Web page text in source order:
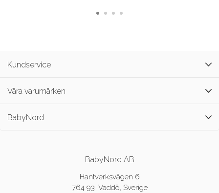
Kundservice
Våra varumärken
BabyNord
BabyNord AB
Hantverksvägen 6
764 93 Väddö, Sverige